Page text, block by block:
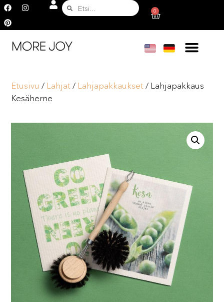
0
Etusivu / Lahjat/ Lahjapakkaukset/ Lahjapakkaus
Kesäherne